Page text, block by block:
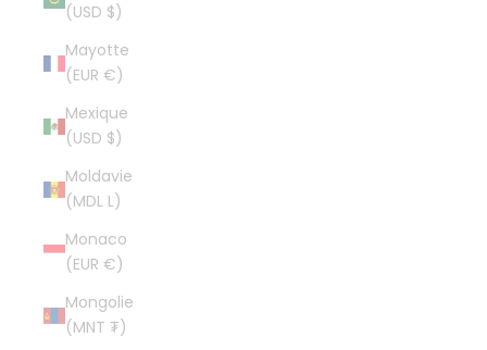
(USD $)
Mayotte
(EUR €)
Mexique
(USD $)
Moldavie
(MDL L)
Monaco
(EUR €)
Mongolie
(MNT ₮)